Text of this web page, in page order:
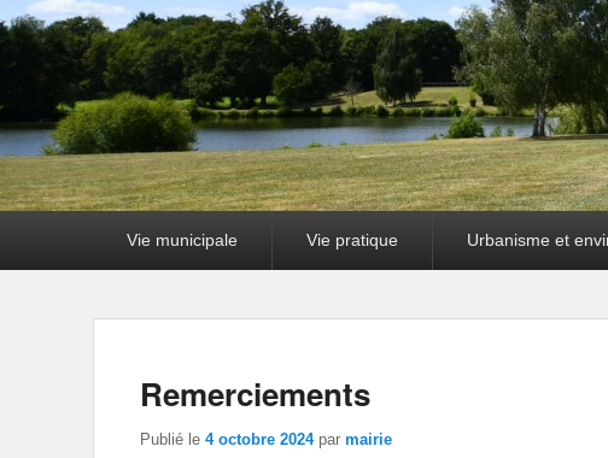
Vie municipale Vie pratique Urbanisme et
Remerciements
Publié le 4 octobre 2024 par mairie